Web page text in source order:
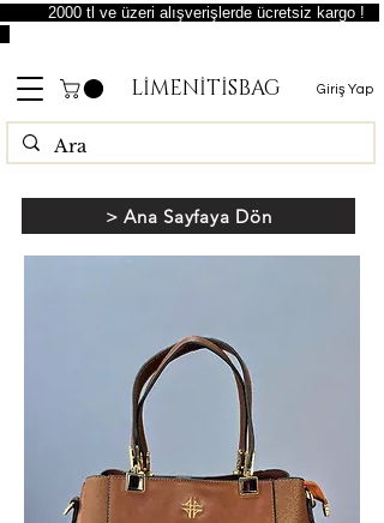
LİMENİTİSBAG Giriş Yap
2000 tl ve üzeri alışverişlerde ücretsiz kargo !
> Ana Sayfaya Dön